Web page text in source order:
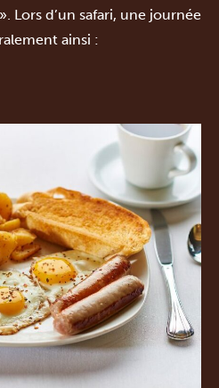
Lors d’un safari, une journée
ainsi :